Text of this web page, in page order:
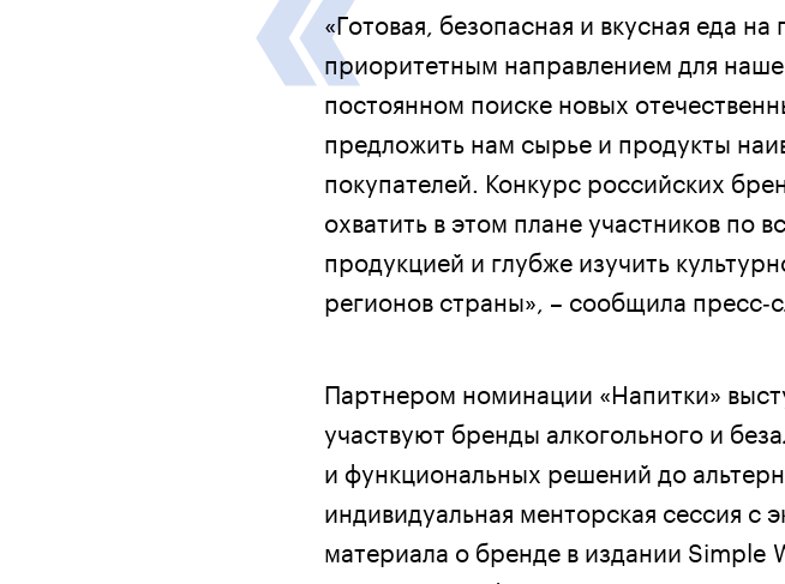
«Готовая, безопасная и вкусная еда
приоритетным направлением для
постоянном поиске новых
предложить нам сырье и продукты
покупателей. Конкурс российских
охватить в этом плане участников по
продукцией и глубже изучить
регионов страны», – сообщила
Партнером номинации «Напитки»
участвуют бренды алкогольного и
и функциональных решений до
индивидуальная менторская сессия с
материала о бренде в издании Simple